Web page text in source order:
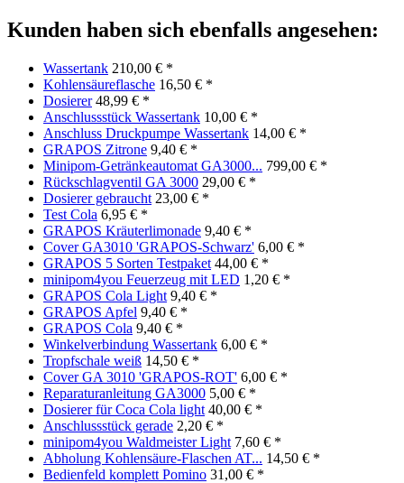
Kunden haben sich ebenfalls angesehen:
Wassertank 210,00 € *
Kohlensäureflasche 16,50 € *
Dosierer 48,99 € *
Anschlussstück Wassertank 10,00 € *
Anschluss Druckpumpe Wassertank 14,00 € *
GRAPOS Zitrone 9,40 € *
Minipom-Getränkeautomat GA3000... 799,00 € *
Rückschlagventil GA 3000 29,00 € *
Dosierer gebraucht 23,00 € *
Test Cola 6,95 € *
GRAPOS Kräuterlimonade 9,40 € *
Cover GA3010 'GRAPOS-Schwarz' 6,00 € *
GRAPOS 5 Sorten Testpaket 44,00 € *
minipom4you Feuerzeug mit LED 1,20 € *
GRAPOS Cola Light 9,40 € *
GRAPOS Apfel 9,40 € *
GRAPOS Cola 9,40 € *
Winkelverbindung Wassertank 6,00 € *
Tropfschale weiß 14,50 € *
Cover GA 3010 'GRAPOS-ROT' 6,00 € *
Reparaturanleitung GA3000 5,00 € *
Dosierer für Coca Cola light 40,00 € *
Anschlussstück gerade 2,20 € *
minipom4you Waldmeister Light 7,60 € *
Abholung Kohlensäure-Flaschen AT... 14,50 € *
Bedienfeld komplett Pomino 31,00 € *